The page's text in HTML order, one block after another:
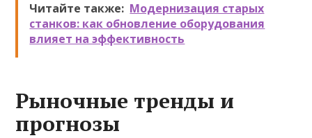
Читайте также: Модернизация старых
станков: как обновление оборудования
влияет на эффективность
Рыночные тренды и
прогнозы